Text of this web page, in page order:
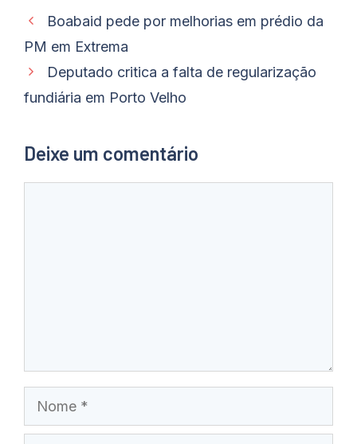
Boabaid pede por melhorias em prédio da
PM em Extrema
Deputado critica a falta de regularização
fundiária em Porto Velho
Deixe um comentário
Nome